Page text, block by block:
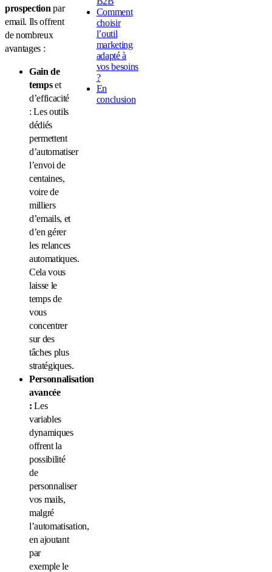
prospection par
email. Ils offrent
de nombreux
avantages :
Gain de
tempset
d’efficacité
: Les outils
dédiés
permettent
d’automatiser
l’envoi de
centaines,
voire de
milliers
d’emails, et
d’en gérer
les relances
automatiques.
Cela vous
laisse le
temps de
vous
concentrer
sur des
tâches plus
stratégiques.
Personnalisation
avancée
: Les
variables
dynamiques
offrent la
possibilité
de
personnaliser
vos mails,
malgré
l’automatisation,
en ajoutant
par
exemple le
Comment
choisir
l’outil
marketing
adapté à
vos besoins
?
En
conclusion